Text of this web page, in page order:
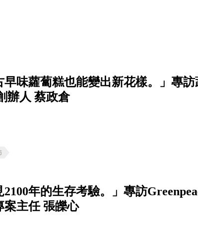
早味蘿蔔糕也能變出新花樣。」專
人 蔡政倉
2100年的生存考驗。」專訪
主任 張皪心